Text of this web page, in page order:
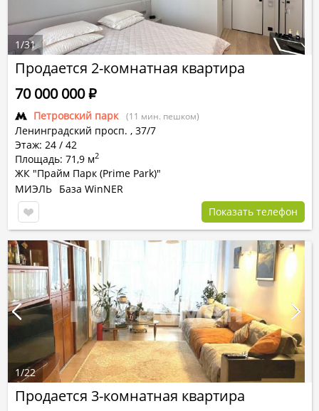
Продается 2-комнатная квартира
Петровский парк (11 мин. пешком)
Ленинградский просп. , 37/7
Этаж: 24 / 42
Площадь: 71,9 м2
ЖК "Прайм Парк (Prime Park)"
70 000 000Р
МИЭЛЬ База WinNER
Показать телефон
1/31
Продается 3-комнатная квартира
1/22